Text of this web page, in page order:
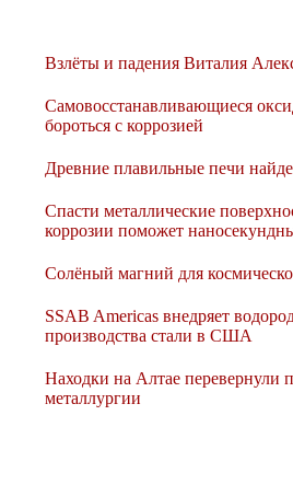
Взлёты и падения Виталия
Самовосстанавливающиеся
бороться с коррозией
Древние плавильные печи
Спасти металлические
коррозии поможет
Солёный магний для
SSAB Americas внедряет
производства стали в США
Находки на Алтае перевернули
металлургии